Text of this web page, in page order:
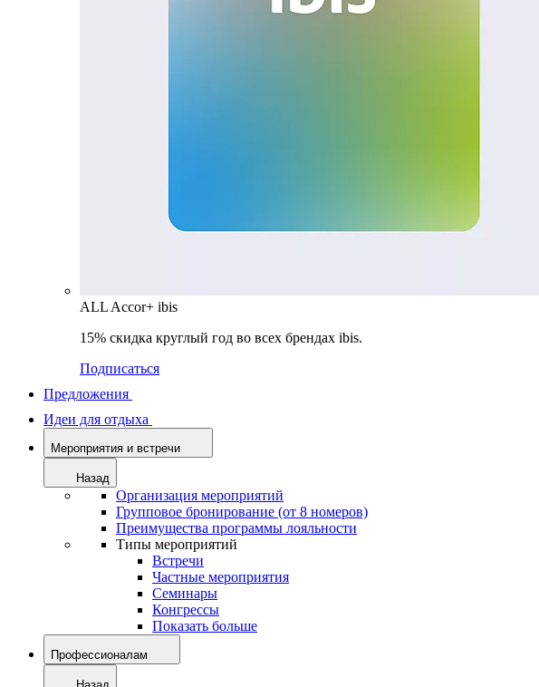
ALL Accor+ ibis
15% скидка круглый год во всех брендах ibis.
Подписаться
Предложения
Идеи для отдыха
Мероприятия и встречи
Назад
Организация мероприятий
Групповое бронирование (от 8 номеров)
Преимущества программы лояльности
Типы мероприятий
Встречи
Частные мероприятия
Семинары
Конгрессы
Показать больше
Профессионалам